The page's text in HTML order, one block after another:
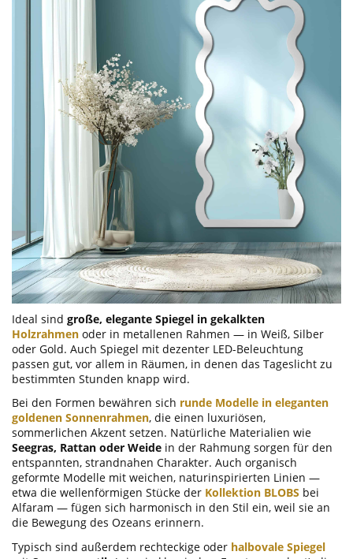
Ideal sind große, elegante Spiegel in gekalkten
Holzrahmen oder in metallenen Rahmen — in Weiß, Silber
oder Gold. Auch Spiegel mit dezenter LED-Beleuchtung
passen gut, vor allem in Räumen, in denen das Tageslicht zu
bestimmten Stunden knapp wird.
Bei den Formen bewähren sich runde Modelle in eleganten
goldenen Sonnenrahmen, die einen luxuriösen,
sommerlichen Akzent setzen. Natürliche Materialien wie
Seegras, Rattan oder Weide in der Rahmung sorgen für den
entspannten, strandnahen Charakter. Auch organisch
geformte Modelle mit weichen, naturinspirierten Linien —
etwa die wellenförmigen Stücke der Kollektion BLOBS bei
Alfaram — fügen sich harmonisch in den Stil ein, weil sie an
die Bewegung des Ozeans erinnern.
Typisch sind außerdem rechteckige oder halbovale Spiegel